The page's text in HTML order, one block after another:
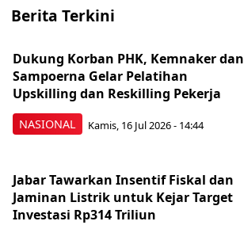
Berita Terkini
NASIONAL
Dukung Korban PHK, Kemnaker dan
Sampoerna Gelar Pelatihan
Upskilling dan Reskilling Pekerja
Kamis, 16 Jul 2026 - 14:44
Jabar Tawarkan Insentif Fiskal dan
Jaminan Listrik untuk Kejar Target
Investasi Rp314 Triliun